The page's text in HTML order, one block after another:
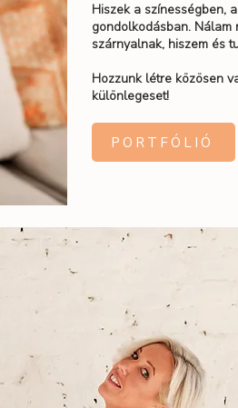
Hiszek a színességben,
gondolkodásban.
szárnyalnak, hiszem és
Hozzunk létre közösen
különlegeset!
PORTFÓLIÓ